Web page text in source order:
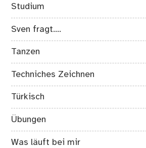
Studium
Sven fragt….
Tanzen
Techniches Zeichnen
Türkisch
Übungen
Was läuft bei mir